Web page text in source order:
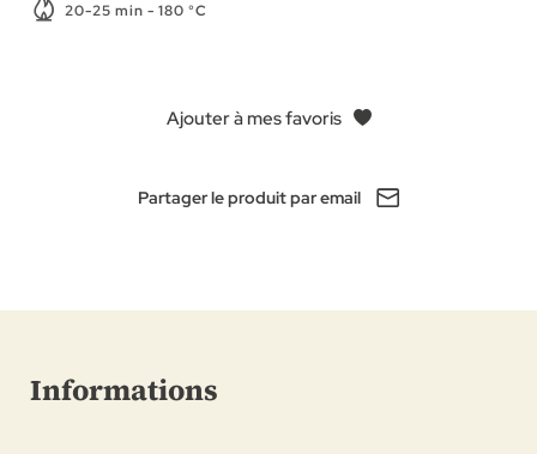
20-25 min - 180 °C
Ajouter à mes favoris
Partager le produit par email
Informations